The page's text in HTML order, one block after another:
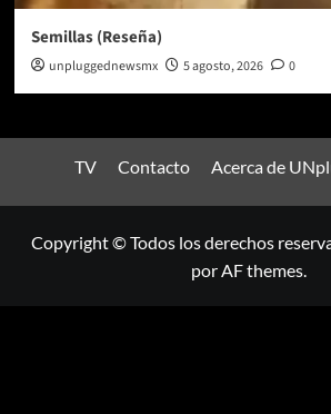
Semillas (Reseña)
unpluggednewsmx 5 agosto, 2026 0
TV Contacto Acerca de
Copyright © Todos los derechos
por AF themes.